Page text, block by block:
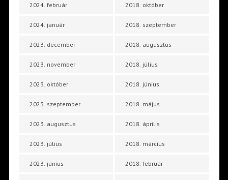
2024. február
2024. január
2023. december
2023. november
2023. október
2023. szeptember
2023. augusztus
2023. július
2023. június
2018. október
2018. szeptember
2018. augusztus
2018. július
2018. június
2018. május
2018. április
2018. március
2018. február